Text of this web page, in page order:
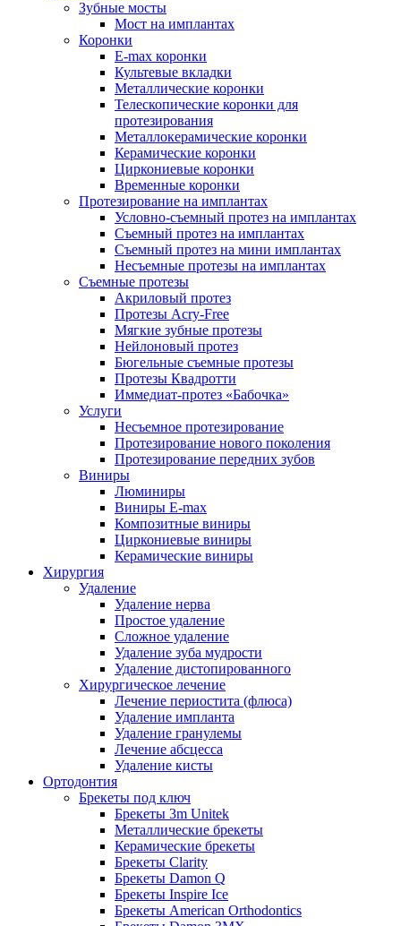
Зубные мосты
Мост на имплантах
Коронки
E-max коронки
Культевые вкладки
Металлические коронки
Телескопические коронки для
протезирования
Металлокерамические коронки
Керамические коронки
Циркониевые коронки
Временные коронки
Протезирование на имплантах
Условно-съемный протез на имплантах
Съемный протез на имплантах
Съемный протез на мини имплантах
Несъемные протезы на имплантах
Съемные протезы
Акриловый протез
Протезы Acry-Free
Мягкие зубные протезы
Нейлоновый протез
Бюгельные съемные протезы
Протезы Квадротти
Иммедиат-протез «Бабочка»
Услуги
Несъемное протезирование
Протезирование нового поколения
Протезирование передних зубов
Виниры
Люминиры
Виниры E-max
Композитные виниры
Циркониевые виниры
Керамические виниры
Хирургия
Удаление
Удаление нерва
Простое удаление
Сложное удаление
Удаление зуба мудрости
Удаление дистопированного
Хирургическое лечение
Лечение периостита (флюса)
Удаление импланта
Удаление гранулемы
Лечение абсцесса
Удаление кисты
Ортодонтия
Брекеты под ключ
Брекеты 3m Unitek
Металлические брекеты
Керамические брекеты
Брекеты Clarity
Брекеты Damon Q
Брекеты Inspire Ice
Брекеты American Orthodontics